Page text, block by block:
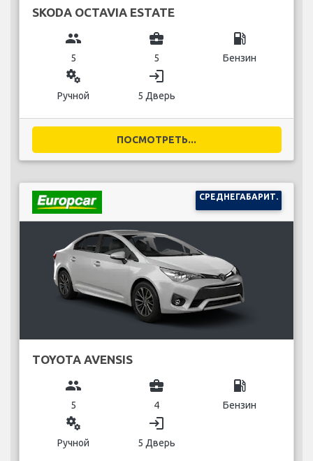
SKODA OCTAVIA ESTATE
group
5
business_center
5
local_gas_station
Бензин
miscellaneous_services
Ручной
login
5 Дверь
ПОСМОТРЕТЬ...
СРЕДНЕГАБАРИТ.
TOYOTA AVENSIS
group
5
business_center
4
local_gas_station
Бензин
miscellaneous_services
Ручной
login
5 Дверь